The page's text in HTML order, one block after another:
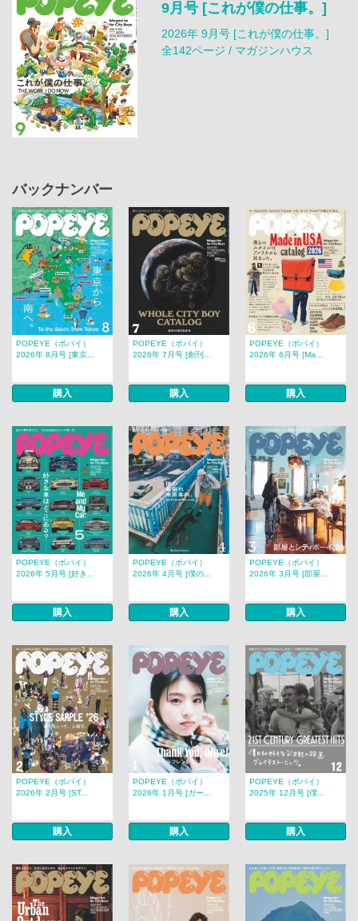
9月号 [これが僕の仕事。]
2026年 9月号 [これが僕の仕事。]
全142ページ / マガジンハウス
バックナンバー
POPEYE（ポパイ）
2026年 8月号 [東京...
購入
POPEYE（ポパイ）
2026年 7月号 [創刊...
購入
POPEYE（ポパイ）
2026年 6月号 [Ma...
購入
POPEYE（ポパイ）
2026年 5月号 [好き...
購入
POPEYE（ポパイ）
2026年 4月号 [僕の...
購入
POPEYE（ポパイ）
2026年 3月号 [部屋...
購入
POPEYE（ポパイ）
2026年 2月号 [ST...
購入
POPEYE（ポパイ）
2026年 1月号 [ガー...
購入
POPEYE（ポパイ）
2025年 12月号 [僕...
購入